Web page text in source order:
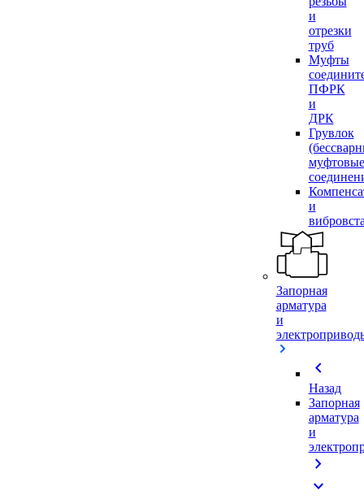
и
отрезки
труб
Муфты
ПФРК
и
ДРК
Грувлок
муфтовые
и
Запорная
арматура
и
chevron_left
Назад
Запорная
арматура
и
chevron_right
expand_more